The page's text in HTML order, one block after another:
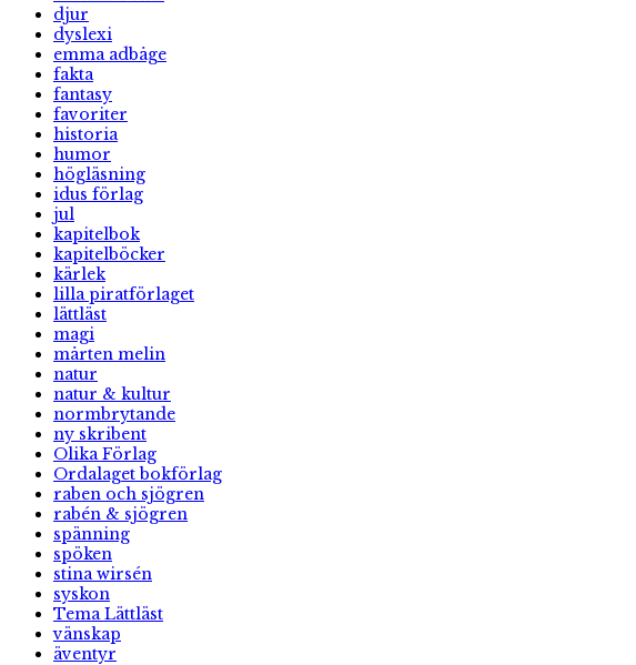
djur
dyslexi
emma adbåge
fakta
fantasy
favoriter
historia
humor
högläsning
idus förlag
jul
kapitelbok
kapitelböcker
kärlek
lilla piratförlaget
lättläst
magi
mårten melin
natur
natur & kultur
normbrytande
ny skribent
Olika Förlag
Ordalaget bokförlag
raben och sjögren
rabén & sjögren
spänning
spöken
stina wirsén
syskon
Tema Lättläst
vänskap
äventyr